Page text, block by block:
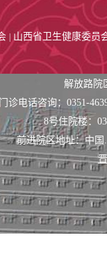
系统
明原
识障碍
系统
、嗜
估；
、脑
山西省卫生健康委员
解放路
诊电话咨询：0351-
8号住院楼：
前进院区地址：中